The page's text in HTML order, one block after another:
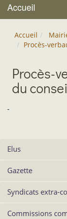
Accueil
Accueil
Procès-
Procès-
du
-
Elus
Gazette
Syndicats extra-
Commissions